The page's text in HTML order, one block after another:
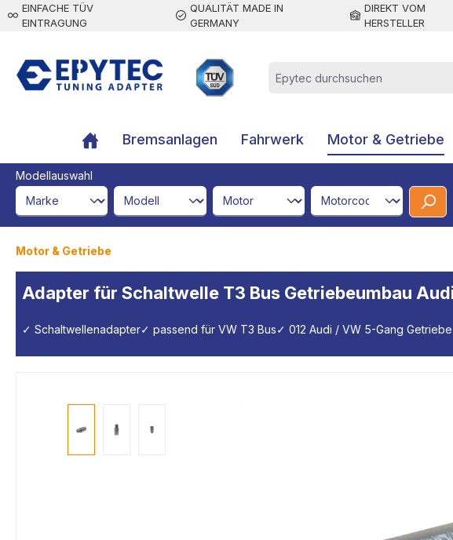
springen
EINFACHE TÜV
EINTRAGUNG
QUALITÄT MADE IN
GERMANY
DIREKT VOM
HERSTELLER
Bremsanlagen Fahrwerk Motor & Getriebe
Modellauswahl
brandId
modelId engineId engineCodeId
Motor & Getriebe
Adapter für Schaltwelle T3 Bus Getriebeumbau
✓ Schaltwellenadapter✓ passend für VW T3 Bus✓ 012 Audi / VW 5-Gang Getriebe